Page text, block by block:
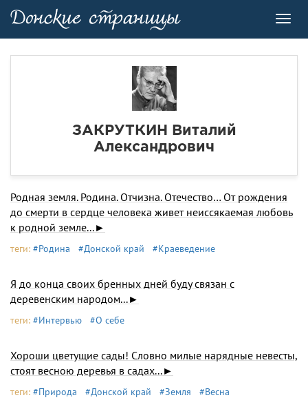
ЗАКРУТКИН Виталий
Александрович
Родная земля. Родина. Отчизна. Отечество… От рождения
до смерти в сердце человека живет неиссякаемая любовь
к родной земле...►
теги: #Родина #Донской край #Краеведение
Я до конца своих бренных дней буду связан с
деревенским народом...►
теги: #Интервью #О себе
Хороши цветущие сады! Словно милые нарядные невесты,
стоят весною деревья в садах...►
теги: #Природа #Донской край #Земля #Весна